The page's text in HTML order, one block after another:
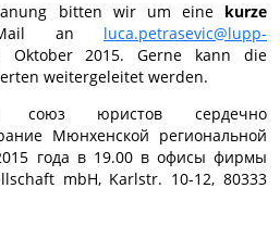
bitten wir um eine kurze
an luca.petrasevic@lupp-
2015. Gerne kann die
weitergeleitet werden.
союз юристов сердечно
Мюнхенской региональной
года в 19.00 в офисы фирмы
mbH, Karlstr. 10-12, 80333